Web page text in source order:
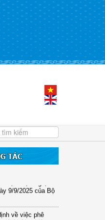
- 2025
ký, đề xuất nhiệm
31/10/2025 ...
định phê duyệt
gia xây dựng
thực hiện Nghị
9/9/2025 của Bộ
về việc phê
khởi nghiệp ...